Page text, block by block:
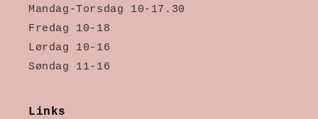
Mandag-Torsdag 10-17.30
Fredag 10-18
Lørdag 10-16
Søndag 11-16
Links